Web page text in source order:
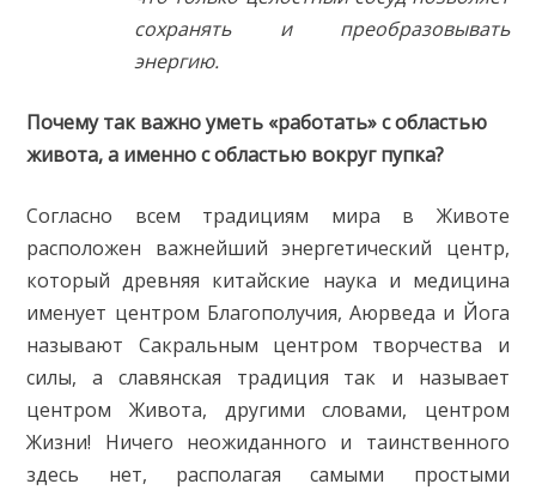
сохранять и преобразовывать
энергию.
Почему так важно уметь «работать» с областью
живота, а именно с областью вокруг пупка?
Согласно всем традициям мира в Животе
расположен важнейший энергетический центр,
который древняя китайские наука и медицина
именует центром Благополучия, Аюрведа и Йога
называют Сакральным центром творчества и
силы, а славянская традиция так и называет
центром Живота, другими словами, центром
Жизни! Ничего неожиданного и таинственного
здесь нет, располагая самыми простыми